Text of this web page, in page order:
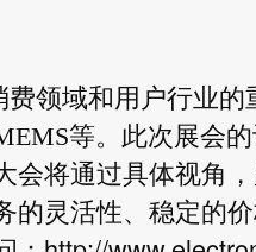
费领域和用户行业
等。此次展会
会将通过具体视角
的灵活性、稳定的